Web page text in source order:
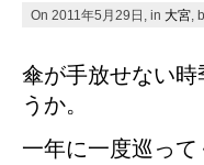
On 2011年5月29日, in 大宮 ,
傘が手放せない
うか。
一年に一度巡っ